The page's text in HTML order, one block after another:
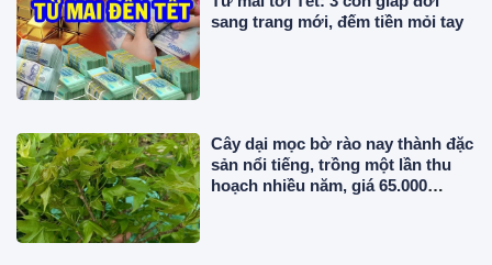
sang trang mới, đếm tiền mỏi tay
Cây dại mọc bờ rào nay thành đặc
sản nổi tiếng, trồng một lần thu
hoạch nhiều năm, giá 65.000